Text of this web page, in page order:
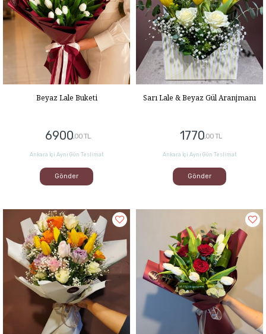
Beyaz Lale Buketi
6900,00 TL
Ankara İçi Aynı Gün Teslimat
Gönder
Sarı Lale & Beyaz Gül Aranjmanı
1770,00 TL
Ankara İçi Aynı Gün Teslimat
Gönder